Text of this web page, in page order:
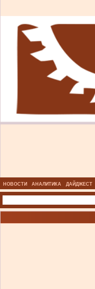
НОВОСТИ АНАЛИТИКА ДАЙДЖЕСТ